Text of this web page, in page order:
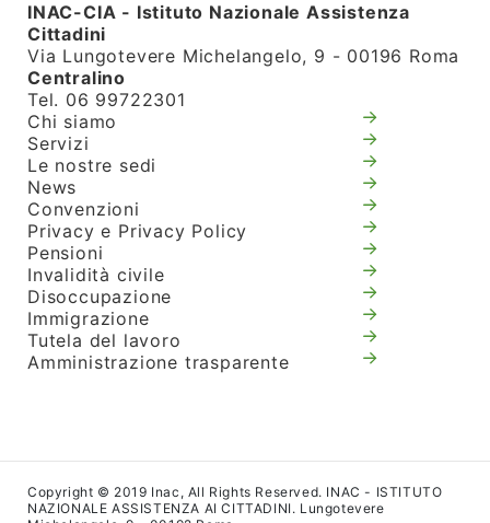
INAC-CIA - Istituto Nazionale Assistenza
Cittadini
Via Lungotevere Michelangelo, 9 - 00196 Roma
Centralino
Tel. 06 99722301
Chi siamo
Servizi
Le nostre sedi
News
Convenzioni
Privacy e Privacy Policy
Pensioni
Invalidità civile
Disoccupazione
Immigrazione
Tutela del lavoro
Amministrazione trasparente
Copyright © 2019 Inac, All Rights Reserved. INAC - ISTITUTO
NAZIONALE ASSISTENZA AI CITTADINI. Lungotevere